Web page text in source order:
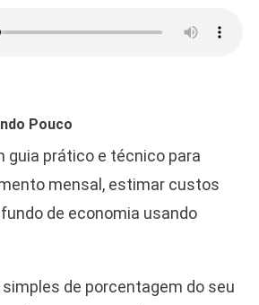
Pouco
guia prático e técnico para
mensal, estimar custos
de economia usando
de porcentagem do seu